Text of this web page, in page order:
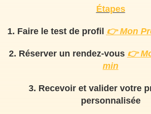
Étapes
1. Faire le test de profil 👉Mon
2. Réserver un rendez-vous 👉
min
3. Recevoir et valider votre
personnalisée